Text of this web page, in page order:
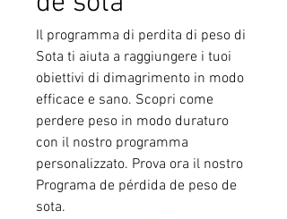
Il programma di perdita di peso di
Sota ti aiuta a raggiungere i tuoi
obiettivi di dimagrimento in modo
efficace e sano. Scopri come
perdere peso in modo duraturo
con il nostro programma
personalizzato. Prova ora il nostro
Programa de pérdida de peso de
sota.